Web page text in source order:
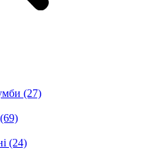
(27)
(24)